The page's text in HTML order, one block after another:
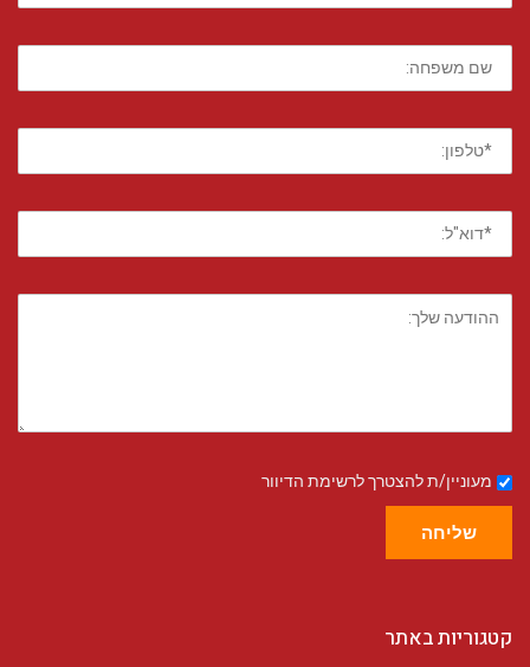
מעוניין/ת להצטרך לרשימת הדיוור
שליחה
קטגוריות באתר